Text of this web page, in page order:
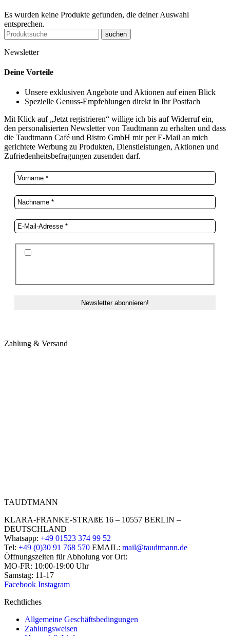
Es wurden keine Produkte gefunden, die deiner Auswahl
entsprechen.
suchen
Newsletter
Deine Vorteile
Unsere exklusiven Angebote und Aktionen auf einen Blick
Spezielle Genuss-Empfehlungen direkt in Ihr Postfach
Mit Klick auf „Jetzt registrieren“ willige ich bis auf Widerruf ein,
den personalisierten Newsletter von Taudtmann zu erhalten und dass
die Taudtmann Café und Bistro GmbH mir per E-Mail an mich
gerichtete Werbung zu Produkten, Dienstleistungen, Aktionen und
Zufriedenheitsbefragungen zusenden darf.
Zahlung & Versand
TAUDTMANN
KLARA-FRANKE-STRAßE 16 – 10557 BERLIN –
DEUTSCHLAND
Whatsapp: +49 01523 374 99 52
Tel: +49 (0)30 91 768 570 EMAIL: mail@taudtmann.de
Öffnungszeiten für Abholung vor Ort:
MO-FR: 10:00-19:00 Uhr
Samstag: 11-17
Facebook Instagram
Rechtliches
Allgemeine Geschäftsbedingungen
Zahlungsweisen